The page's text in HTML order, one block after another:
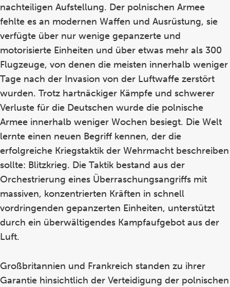
nachteiligen Aufstellung. Der polnischen Armee
fehlte es an modernen Waffen und Ausrüstung, sie
verfügte über nur wenige gepanzerte und
motorisierte Einheiten und über etwas mehr als 300
Flugzeuge, von denen die meisten innerhalb weniger
Tage nach der Invasion von der Luftwaffe zerstört
wurden. Trotz hartnäckiger Kämpfe und schwerer
Verluste für die Deutschen wurde die polnische
Armee innerhalb weniger Wochen besiegt. Die Welt
lernte einen neuen Begriff kennen, der die
erfolgreiche Kriegstaktik der Wehrmacht beschreiben
sollte: Blitzkrieg. Die Taktik bestand aus der
Orchestrierung eines Überraschungsangriffs mit
massiven, konzentrierten Kräften in schnell
vordringenden gepanzerten Einheiten, unterstützt
durch ein überwältigendes Kampfaufgebot aus der
Luft.
Großbritannien und Frankreich standen zu ihrer
Garantie hinsichtlich der Verteidigung der polnischen